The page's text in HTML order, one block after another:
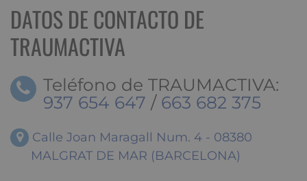
DATOS DE CONTACTO DE
TRAUMACTIVA
Teléfono de TRAUMACTIVA:
937 654 647 / 663 682 375
Calle Joan Maragall Num. 4 - 08380
MALGRAT DE MAR (BARCELONA)